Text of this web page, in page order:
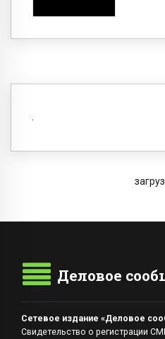
Деловое
Сетевое издание «Деловое
Свидетельство о регистрации